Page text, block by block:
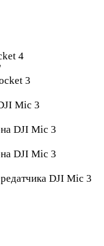
4
3
Mic 3
DJI Mic 3
DJI Mic 3
DJI Mic 3